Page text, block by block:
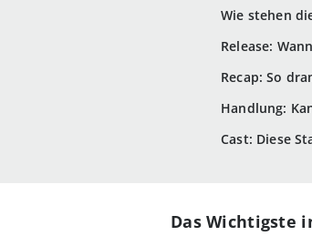
Wie stehen
Release:
Recap: So
Handlung:
Cast: Diese
Das Wichtigste